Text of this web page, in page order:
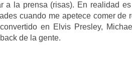
a la prensa (risas). En realidad
cuando me apetece comer
en Elvis Presley,
de la gente.